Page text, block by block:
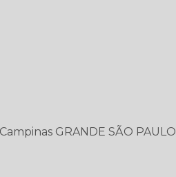
Campinas GRANDE SÃO PAULO